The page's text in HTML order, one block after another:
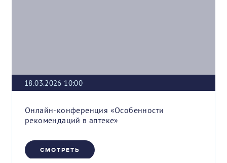
18.03.2026 10:00
Онлайн-конференция «Особенности
рекомендаций в аптеке»
СМОТРЕТЬ